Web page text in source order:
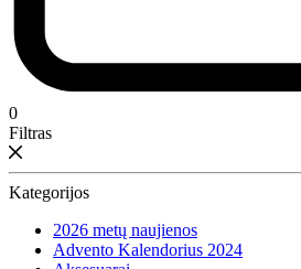
0
Filtras
Kategorijos
2026 metų naujienos
Advento Kalendorius 2024